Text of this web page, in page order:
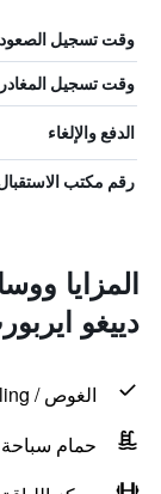
وقت تسجيل الصعود
وقت تسجيل
الدفع والإلغاء
رقم مكتب
المزايا
دييغو
الغوص / Snorkeling
حمام